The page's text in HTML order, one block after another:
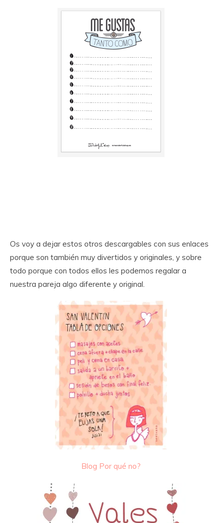
Os voy a dejar estos otros descargables con sus enlaces
porque son también muy divertidos y originales, y sobre
todo porque con todos ellos les podemos regalar a
nuestra pareja algo diferente y original.
Blog Por qué no?